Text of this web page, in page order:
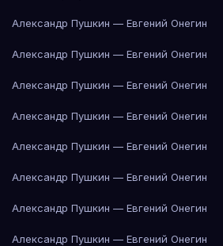
Александр Пушкин — Евгений Онегин
Александр Пушкин — Евгений Онегин
Александр Пушкин — Евгений Онегин
Александр Пушкин — Евгений Онегин
Александр Пушкин — Евгений Онегин
Александр Пушкин — Евгений Онегин
Александр Пушкин — Евгений Онегин
Александр Пушкин — Евгений Онегин